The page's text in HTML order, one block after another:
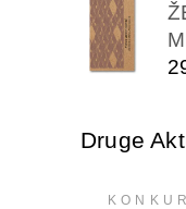
Druge